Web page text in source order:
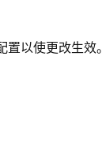
以使更改生效。